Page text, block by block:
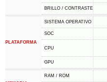
BRILLO / CONTRASTE
PLATAFORMA
SISTEMA OPERATIVO
SOC
CPU
GPU
RAM / ROM